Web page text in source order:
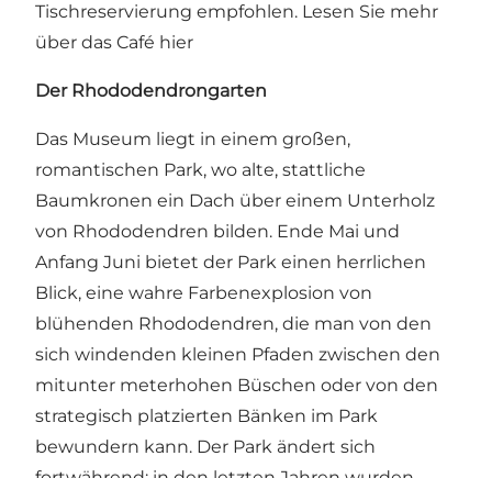
Tischreservierung empfohlen. Lesen Sie mehr
über das Café hier
Der Rhododendrongarten
Das Museum liegt in einem großen,
romantischen Park, wo alte, stattliche
Baumkronen ein Dach über einem Unterholz
von Rhododendren bilden. Ende Mai und
Anfang Juni bietet der Park einen herrlichen
Blick, eine wahre Farbenexplosion von
blühenden Rhododendren, die man von den
sich windenden kleinen Pfaden zwischen den
mitunter meterhohen Büschen oder von den
strategisch platzierten Bänken im Park
bewundern kann. Der Park ändert sich